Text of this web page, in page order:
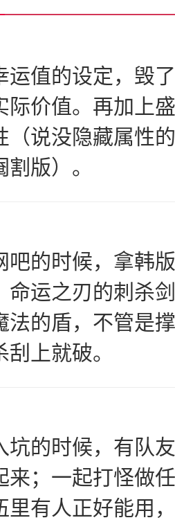
运值的设定，毁
际价值。再加上
（说没隐藏属性
版）。
吧的时候，拿韩
命运之刃的刺杀
法的盾，不管是
上就破。
坑的时候，有队
来；一起打怪做
里有人正好能用